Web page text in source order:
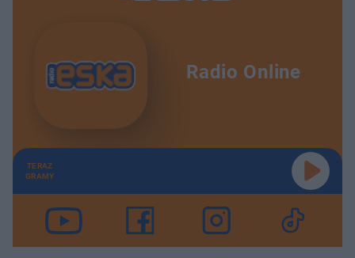
Radio Online
TERAZ
GRAMY